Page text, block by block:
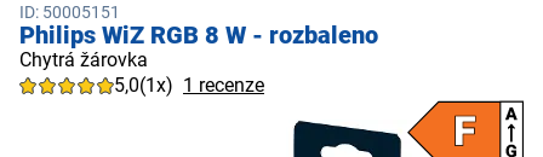
ID: 50005151
Philips WiZ RGB 8 W - rozbaleno
Chytrá žárovka
5,0(1x) 1 recenze